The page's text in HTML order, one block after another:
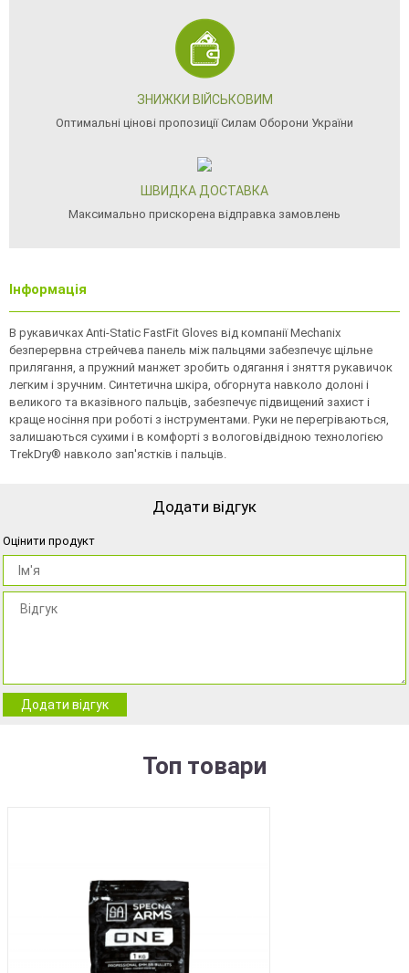
ЗНИЖКИ ВІЙСЬКОВИМ
Оптимальні цінові пропозиції Силам Оборони України
ШВИДКА ДОСТАВКА
Максимально прискорена відправка замовлень
Інформація
В рукавичках Anti-Static FastFit Gloves від компанії Mechanix
безперервна стрейчева панель між пальцями забезпечує щільне
прилягання, а пружний манжет зробить одягання і зняття рукавичок
легким і зручним. Синтетична шкіра, обгорнута навколо долоні і
великого та вказівного пальців, забезпечує підвищений захист і
краще носіння при роботі з інструментами. Руки не перегріваються,
залишаються сухими і в комфорті з вологовідвідною технологією
TrekDry® навколо зап'ястків і пальців.
Додати відгук
Оцінити продукт
Додати відгук
Топ товари